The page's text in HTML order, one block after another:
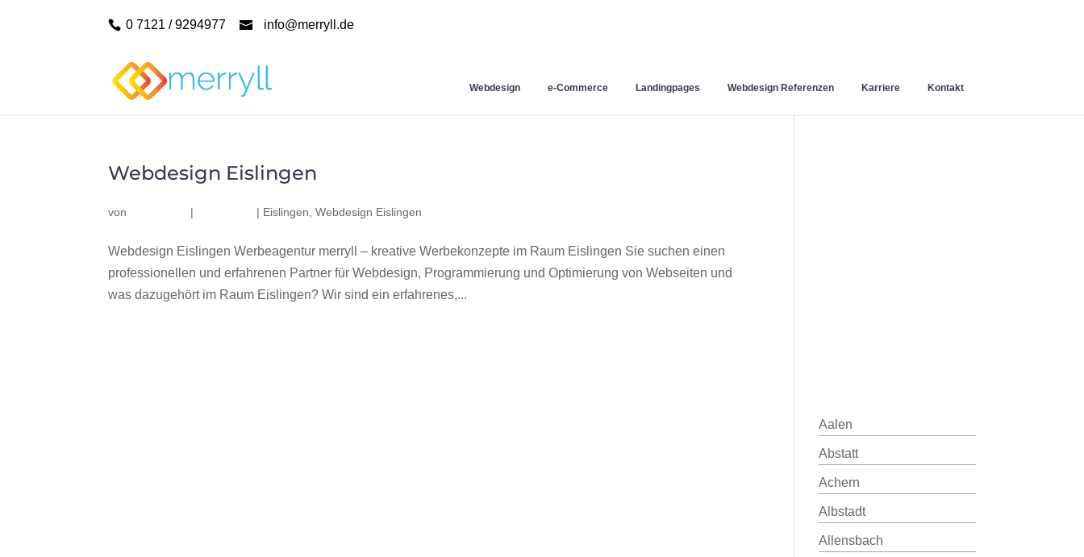
0 7121 / 9294977 info@merryll.de
Webdesign e-Commerce Landingpages Webdesign Referenzen Karriere Kontakt
Webdesign Eislingen
von | | Eislingen ,Webdesign Eislingen
Webdesign Eislingen Werbeagentur merryll – kreative Werbekonzepte im Raum Eislingen Sie suchen einen
professionellen und erfahrenen Partner für Webdesign, Programmierung und Optimierung von Webseiten und
was dazugehört im Raum Eislingen? Wir sind ein erfahrenes,...
Aalen
Abstatt
Achern
Albstadt
Allensbach